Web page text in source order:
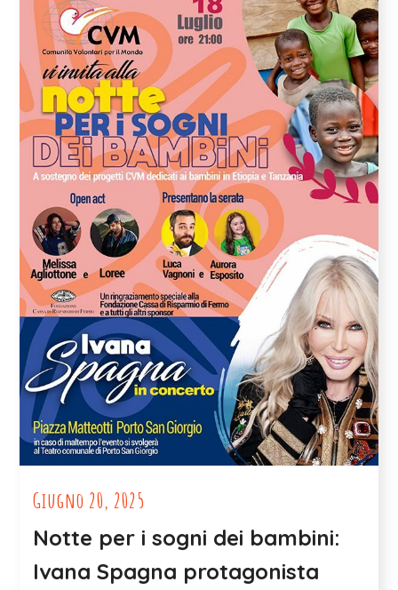
Giugno 20, 2025
Notte per i sogni dei bambini:
Ivana Spagna protagonista